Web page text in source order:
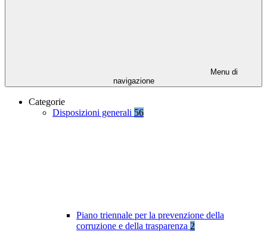
Menu di
navigazione
Categorie
Disposizioni generali 56
Piano triennale per la prevenzione della
corruzione e della trasparenza 2